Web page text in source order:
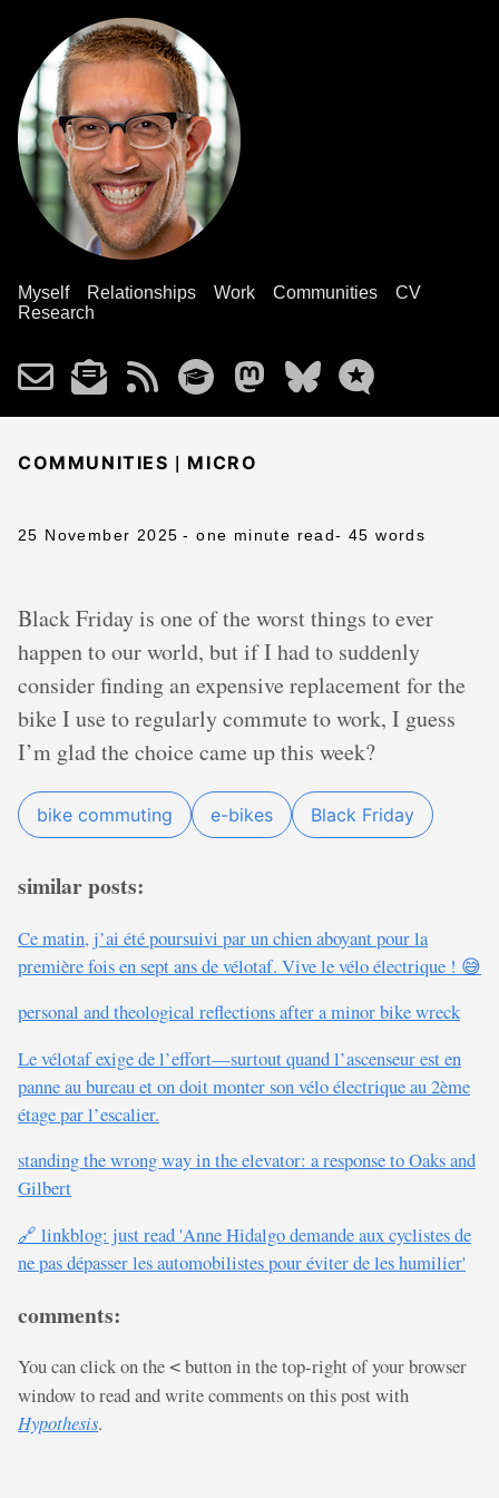
Myself Relationships Work Communities
CV
Research
COMMUNITIES | MICRO
25 November 2025 - one minute read- 45 words
Black Friday is one of the worst things to ever
happen to our world, but if I had to suddenly
consider finding an expensive replacement for the
bike I use to regularly commute to work, I guess
I’m glad the choice came up this week?
bike commuting e-bikes Black Friday
similar posts:
Ce matin, j’ai été poursuivi par un chien aboyant pour la
première fois en sept ans de vélotaf. Vive le vélo électrique ! 😅
personal and theological reflections after a minor bike wreck
Le vélotaf exige de l’effort—surtout quand l’ascenseur est en
panne au bureau et on doit monter son vélo électrique au 2ème
étage par l’escalier.
standing the wrong way in the elevator: a response to Oaks and
Gilbert
🔗 linkblog: just read 'Anne Hidalgo demande aux cyclistes de
ne pas dépasser les automobilistes pour éviter de les humilier'
comments:
You can click on the < button in the top-right of your browser
window to read and write comments on this post with
Hypothesis.